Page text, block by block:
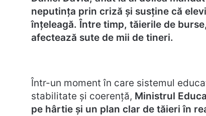
neputința prin criză și susține că
înțeleagă. Între timp, tăierile de
afectează sute de mii de tineri.
Într-un moment în care sistemul
stabilitate și coerență, Ministrul
pe hârtie și un plan clar de tăieri în